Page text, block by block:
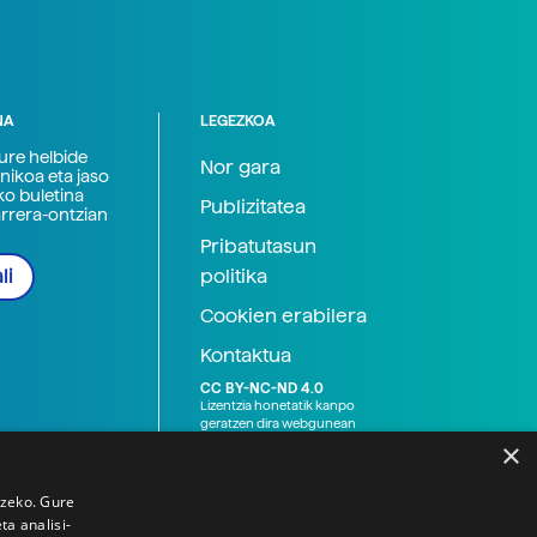
helbide
eta jaso
buletina
ontzian
LEGEZKOA
Nor gara
Publizitatea
Pribatutasun
politika
Cookien erabilera
Kontaktua
CC BY-NC-ND 4.0
Lizentzia honetatik kanpo
geratzen dira webgunean
×
Gure
analisi-